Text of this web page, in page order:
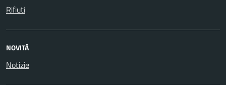
Rifiuti
NOVITÀ
Notizie